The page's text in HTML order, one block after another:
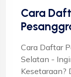
Cara
Cara Daftar
Selatan -
Kesetaraan?